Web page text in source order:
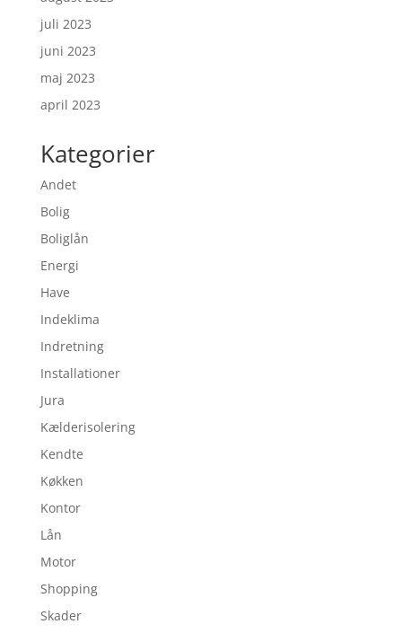
juli 2023
juni 2023
maj 2023
april 2023
Kategorier
Andet
Bolig
Boliglån
Energi
Have
Indeklima
Indretning
Installationer
Jura
Kælderisolering
Kendte
Køkken
Kontor
Lån
Motor
Shopping
Skader